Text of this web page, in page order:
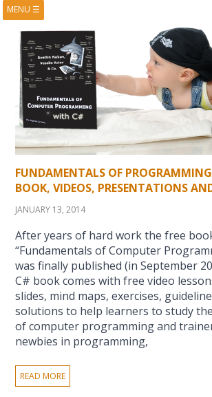
MENU ☰
BOOKS
VIDEOS
RESEARCH
CONTACTS
FUNDAMENTALS OF
BOOK, VIDEOS, PRESENTATIONS
JANUARY 13, 2014
After years of hard work the free
“Fundamentals of Computer
was finally published (in September
C# book comes with free video
slides, mind maps, exercises,
solutions to help learners to study
of computer programming and
newbies in programming,
READ MORE